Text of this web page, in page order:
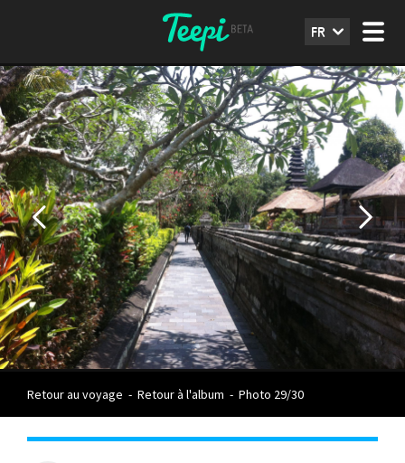
FR
Retour au voyage - Retour à l'album - Photo 29/30